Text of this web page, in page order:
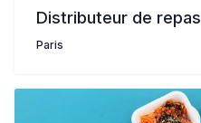
Distributeur de repas
Paris